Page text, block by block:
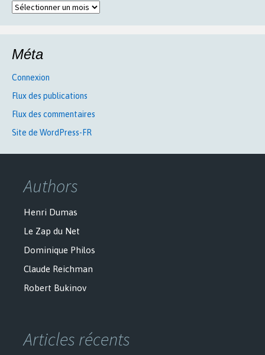
Archives
Méta
Connexion
Flux des publications
Flux des commentaires
Site de WordPress-FR
Authors
Henri Dumas
Le Zap du Net
Dominique Philos
Claude Reichman
Robert Bukinov
Articles récents